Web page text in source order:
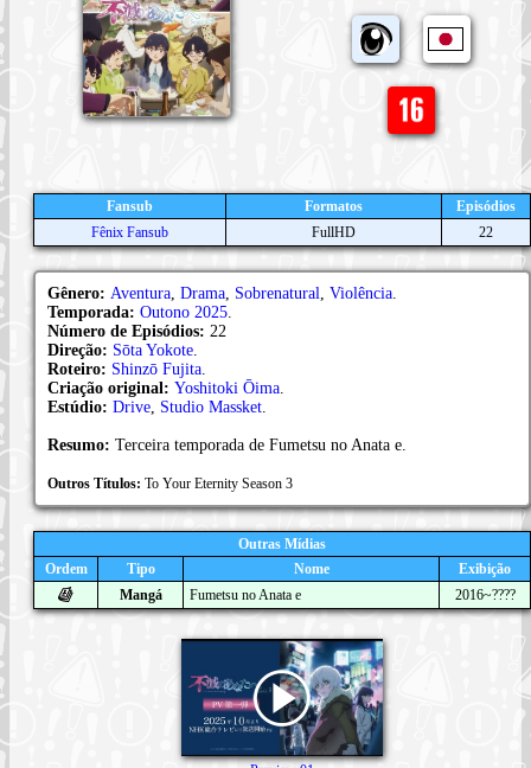
Fansub Formatos
Episódios
Fênix Fansub
FullHD 22
Gênero: Aventura Drama Sobrenatural Violência
Temporada: Outono 2025
Número de Episódios: 22
Direção: Sōta Yokote
Roteiro: Shinzō Fujita
Criação original: Yoshitoki Ōima
Estúdio: Drive Studio Massket
Resumo: Terceira temporada de Fumetsu no Anata e.
Outros Títulos: To Your Eternity Season 3
Outras Mídias
Ordem
Tipo Nome
Exibição
Mangá
Fumetsu no Anata e 2016~????